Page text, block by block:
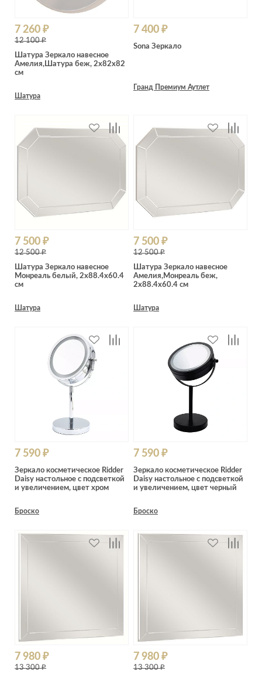
7 260 ₽
12 100 ₽
Шатура Зеркало навесное
Амелия,Шатура беж, 2x82x82
см
Шатура
7 400 ₽
Sona Зеркало
Гранд Премиум Аутлет
7 500 ₽
12 500 ₽
Шатура Зеркало навесное
Монреаль белый, 2x88.4x60.4
см
Шатура
7 500 ₽
12 500 ₽
Шатура Зеркало навесное
Амелия,Монреаль беж,
2x88.4x60.4 см
Шатура
7 590 ₽
Зеркало косметическое Ridder
Daisy настольное с подсветкой
и увеличением, цвет хром
Броско
7 590 ₽
Зеркало косметическое Ridder
Daisy настольное с подсветкой
и увеличением, цвет черный
Броско
7 980 ₽
13 300 ₽
7 980 ₽
13 300 ₽